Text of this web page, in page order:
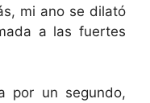
mi ano se dilató
a las fuertes
por un segundo,